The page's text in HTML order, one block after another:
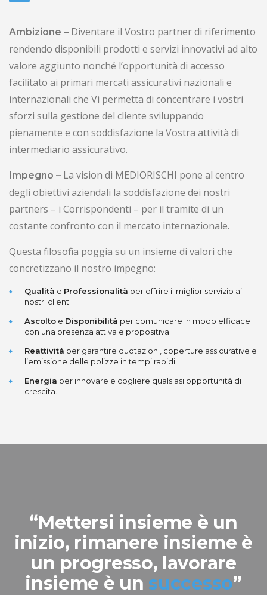
Ambizione – Diventare il Vostro partner di riferimento
rendendo disponibili prodotti e servizi innovativi ad alto
valore aggiunto nonché l’opportunità di accesso
facilitato ai primari mercati assicurativi nazionali e
internazionali che Vi permetta di concentrare i vostri
sforzi sulla gestione del cliente sviluppando
pienamente e con soddisfazione la Vostra attività di
intermediario assicurativo.
Impegno – La vision di MEDIORISCHI pone al centro
degli obiettivi aziendali la soddisfazione dei nostri
partners – i Corrispondenti – per il tramite di un
costante confronto con il mercato internazionale.
Questa filosofia poggia su un insieme di valori che
concretizzano il nostro impegno:
Qualità e Professionalità per offrire il miglior servizio ai
nostri clienti;
Ascolto e Disponibilità per comunicare in modo efficace
con una presenza attiva e propositiva;
Reattività per garantire quotazioni, coperture assicurative e
l’emissione delle polizze in tempi rapidi;
Energia per innovare e cogliere qualsiasi opportunità di
crescita.
“Mettersi insieme è un
inizio, rimanere insieme è
un progresso, lavorare
insieme è un successo”